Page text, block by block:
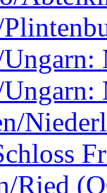
Ried